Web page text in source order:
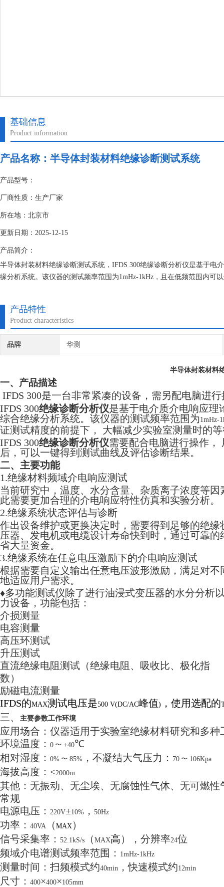
基础信息
Product information
产品名称： 半导体封装材料绝缘诊断测试系统
产品型号：
厂商性质：生产厂家
所在地：北京市
更新日期：2025-12-15
产品简介：
半导体封装材料绝缘诊断测试系统，IFDS 300绝缘诊断分析仪是基于
缘分析系统。该仪器的测试频率范围为1mHz-1kHz，且在低频范围内
产品特性
Product characteristics
品牌 华测
半导体封装材料
一、产品描述
IFDS 300是一台非常紧凑的设备，需另配电脑进
IFDS 300绝缘诊断分析仪是基于电介质介电响应理
综合绝缘分析系统。该仪器的测试频率范围为1mHz-
证测试精度的前提下， 大幅减少实验室测量时的
IFDS 300绝缘诊断分析仪需要配合电脑进行操作，
后，可以一键得到测试曲线及评估诊断结果。
二、主要功能
1.绝缘材料频域介电响应测试
当前研究中，温度、水分含量、杂质离子浓度等
此需要更加合理的介电响应特性仿真和实验分析。
2.绝缘系统状态评估与诊断
作出设备维护或更换决定时，需要得到足够的绝
压器、发电机或电缆设计寿命快到时，通过可靠
省大量资金。
3.绝缘系统在任意电压激励下的介电响应测试
根据需要自定义输出任意电压波形激励，满足对
地适应用户需求。
♦多功能测试仪除了进行油浸式变压器的水分分析
力设备，功能包括：
介损测量
电容测量
高压环测试
升压测试
直流绝缘电阻测试（绝缘电阻、吸收比、极化指
数）
励磁电流测量
IFDS的MAX测试电压是500 V(DC/AC峰值) ，使用选配的
三、 主要参数工作环境
应用场合：仪器适用于实验室绝缘材料研究和多种
环境温度： 0 ～ +40℃
相对湿度： 0% ～ 85% ，不凝结大气压力： 70 ～ 106Kpa
海拔高度：≤2000m
其他：无振动、无尘埃、无腐蚀性气体、无可燃
常规
电源电压： 220V±10% ， 50Hz
功率： 40VA （ MAX ）
信号采集率： 52.1kS/s （ MAX高），分辨率24位
频域介电谱测试频率范围：
1mHz-1kHz
测量时间：扫频模式约40min ，快速模式约12min
尺寸： 400×400×105mm